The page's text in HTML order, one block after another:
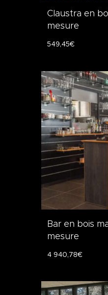
Claustra en
mesure
549,45€
Bar en bois
mesure
4 940,78€